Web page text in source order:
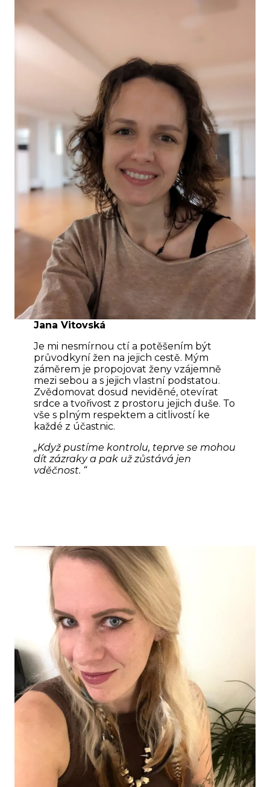
Jana Vitovská
Je mi nesmírnou ctí a potěšením být
průvodkyní žen na jejich cestě. Mým
záměrem je propojovat ženy vzájemně
mezi sebou a s jejich vlastní podstatou.
Zvědomovat dosud neviděné, otevírat
srdce a tvořivost z prostoru jejich duše. To
vše s plným respektem a citlivostí ke
každé z účastnic.
„Když pustíme kontrolu, teprve se mohou
dít zázraky a pak už zůstává jen
vděčnost. “